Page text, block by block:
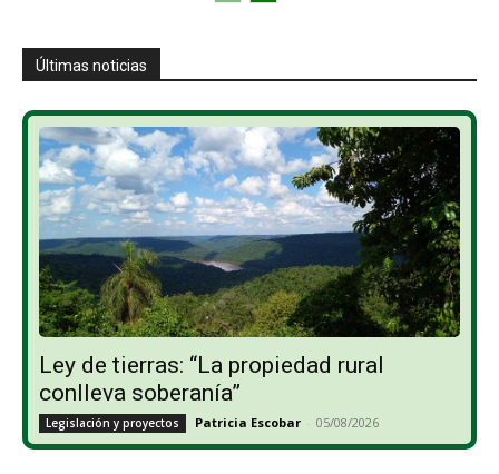
Últimas noticias
Ley de tierras: “La propiedad rural
conlleva soberanía”
Legislación y proyectos Patricia Escobar - 05/08/2026